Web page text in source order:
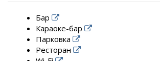
Бар
Караоке-бар
Парковка
Ресторан